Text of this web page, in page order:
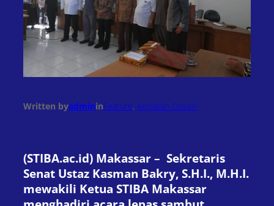
Written byadmininFeature, Kegiatan Dosen
(STIBA.ac.id) Makassar – Sekretaris
Senat Ustaz Kasman Bakry, S.H.I., M.H.I.
mewakili Ketua STIBA Makassar